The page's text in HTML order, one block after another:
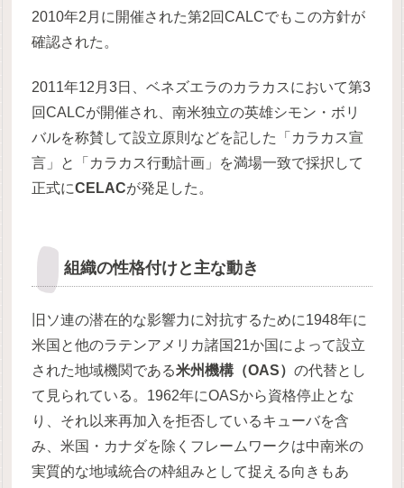
2010年2月に開催された第2回CALCでもこの方針が
確認された。
2011年12月3日、ベネズエラのカラカスにおいて第3
回CALCが開催され、南米独立の英雄シモン・ボリ
バルを称賛して設立原則などを記した「カラカス宣
言」と「カラカス行動計画」を満場一致で採択して
正式にCELACが発足した。
組織の性格付けと主な動き
旧ソ連の潜在的な影響力に対抗するために1948年に
米国と他のラテンアメリカ諸国21か国によって設立
された地域機関である米州機構（OAS）の代替とし
て見られている。1962年にOASから資格停止とな
り、それ以来再加入を拒否しているキューバを含
み、米国・カナダを除くフレームワークは中南米の
実質的な地域統合の枠組みとして捉える向きもあ